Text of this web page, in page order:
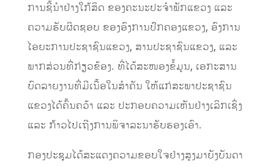
ການຊີ້ນໍາຢ່າງໃກ້ສິດ ຂອງຄະນະປະຈໍາພັກແຂວງ ແລະ
ຄວາມຮັບຜິດຊອບ ຂອງອົງການປົກຄອງແຂວງ, ອົງການ
ໄອຍະການປະຊາຊົນແຂວງ, ສານປະຊາຊົນແຂວງ, ແລະ
ພາກສ່ວນທີ່ກ່ຽວຂ້ອງ. ທີ່ໄດ້ສະໜອງຂໍ້ມູນ, ເອກະສານ
ບົດລາຍງານທີ່ມີເນື້ອໃນສຳຄັນ ໃຫ້ແກ່ສະພາປະຊາຊົນ
ແຂວງໄດ້ຄົ້ນຄວ້າ ແລະ ປະກອບຄວາມເຫັນຢ່າງເລິກເຊິ່ງ
ແລະ ກ້າວໄປເຖີງການພິຈາລະນາຮັບຮອງເອົາ.
ກອງປະຊຸມໄດ້ສະແດງຄວາມຂອບໃຈຢ່າງສູງມາຍັງບັນດາ